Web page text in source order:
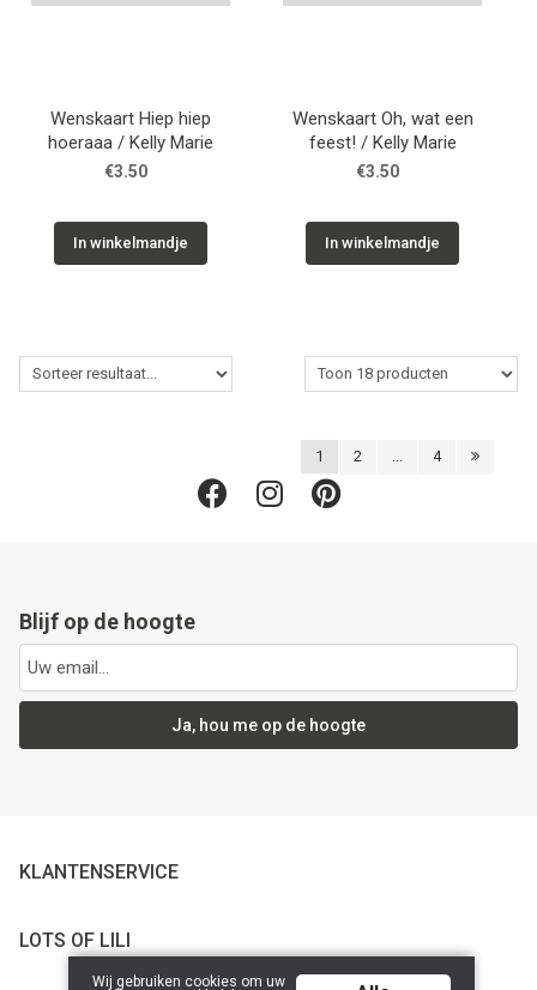
Wenskaart Hiep hiep
hoeraaa / Kelly Marie
€3.50
In winkelmandje
Wenskaart Oh, wat een
feest! / Kelly Marie
€3.50
In winkelmandje
1 2 4
Blijf op de hoogte
Ja, hou me op de hoogte
KLANTENSERVICE
LOTS OF LILI
Wij gebruiken cookies om uw